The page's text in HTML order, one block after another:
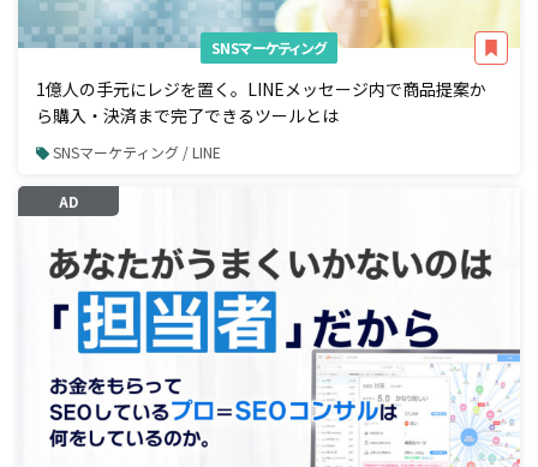
SNSマーケティング
1億人の手元にレジを置く。LINEメッセージ内で商品提案か
ら購入・決済まで完了できるツールとは
SNSマーケティング / LINE
AD